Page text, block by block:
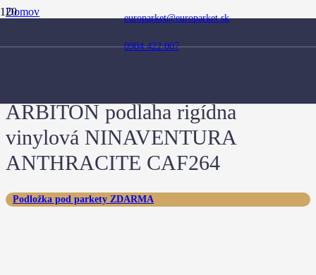
europarket@europarket.sk
0904 422 007
Domov
Kolekcia Amaron Forma
ARBITON podlaha rigídna
vinylová NINAVENTURA
ANTHRACITE CAF264
Podložka pod parkety ZDARMA